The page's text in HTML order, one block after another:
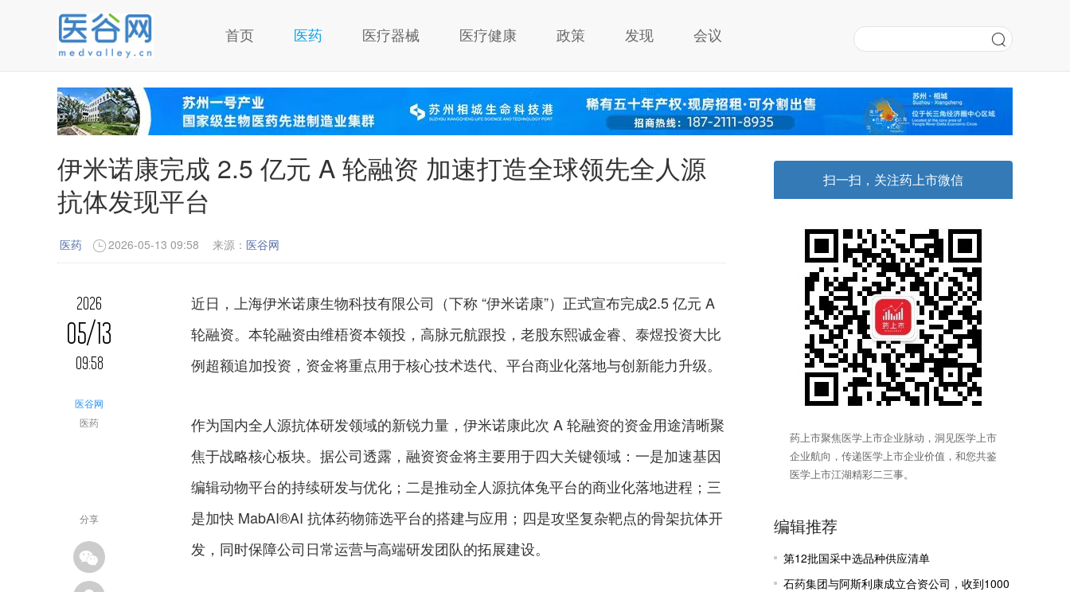
首页 医药 医疗器械 医疗健康 政策 发现 会议
伊米诺康完成 2.5 亿元 A 轮融资 加速打造全球领先全人源
抗体发现平台
医药 2026-05-13 09:58 来源： 医谷网
2026
05/13
09:58
医谷网
医药
分享
近日，上海伊米诺康生物科技有限公司（下称 “伊米诺康”）正式宣布完成2.5 亿元 A
轮融资。本轮融资由维梧资本领投，高脉元航跟投，老股东熙诚金睿、泰煜投资大比
例超额追加投资，资金将重点用于核心技术迭代、平台商业化落地与创新能力升级。
作为国内全人源抗体研发领域的新锐力量，伊米诺康此次 A 轮融资的资金用途清晰聚
焦于战略核心板块。据公司透露，融资资金将主要用于四大关键领域：一是加速基因
编辑动物平台的持续研发与优化；二是推动全人源抗体兔平台的商业化落地进程；三
是加快 MabAI®AI 抗体药物筛选平台的搭建与应用；四是攻坚复杂靶点的骨架抗体开
发，同时保障公司日常运营与高端研发团队的拓展建设。
扫一扫，关注药上市微信
药上市聚焦医学上市企业脉动，洞见医学上市
企业航向，传递医学上市企业价值，和您共鉴
医学上市江湖精彩二三事。
编辑推荐
第12批国采中选品种供应清单
石药集团与阿斯利康成立合资公司，收到1000